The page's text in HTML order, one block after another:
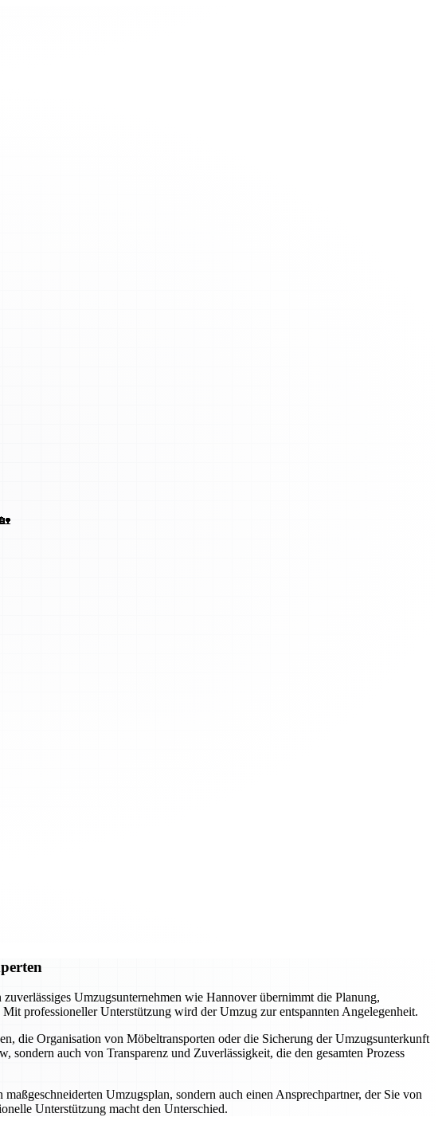
Umzugsunternehmen wie Hannover übernimmt die Planung,
professioneller Unterstützung wird der Umzug zur entspannten Angelegenheit.
die Organisation von Möbeltransporten oder die Sicherung der Umzugsunterkunft
auch von Transparenz und Zuverlässigkeit, die den gesamten Prozess
Umzugsplan, sondern auch einen Ansprechpartner, der Sie von
Unterstützung macht den Unterschied.